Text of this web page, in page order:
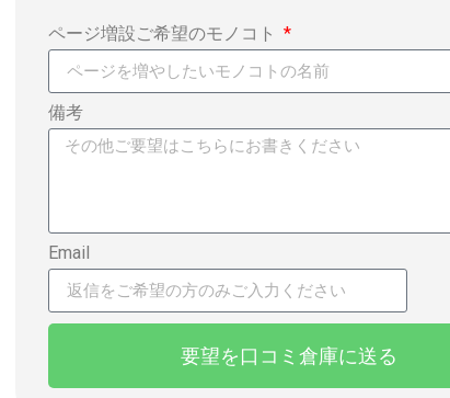
ページ増設ご希望のモノコト
備考
Email
要望を口コミ倉庫に送る